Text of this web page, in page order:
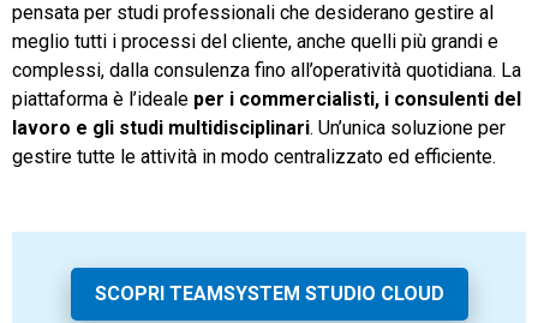
pensata per studi professionali che desiderano gestire al
meglio tutti i processi del cliente, anche quelli più grandi e
complessi, dalla consulenza fino all’operatività quotidiana. La
piattaforma è l’ideale per i commercialisti, i consulenti del
lavoro e gli studi multidisciplinari. Un’unica soluzione per
gestire tutte le attività in modo centralizzato ed efficiente.
SCOPRI TEAMSYSTEM STUDIO CLOUD